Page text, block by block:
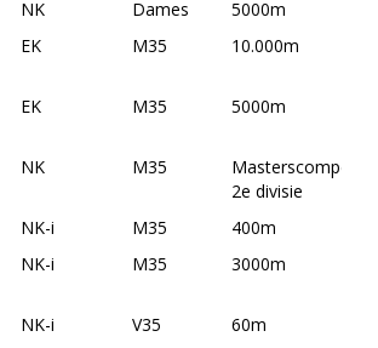
NK Dames
5000m
EK M35 10.000m
EK M35 5000m
NK M35
Masterscompetitie
2e divisie
NK-i M35
400m
NK-i M35 3000m
NK-i V35
60m